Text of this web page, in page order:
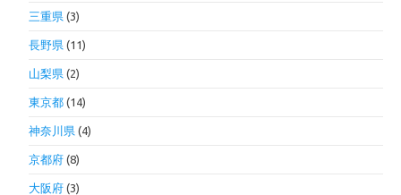
三重県 (3)
長野県 (11)
山梨県 (2)
東京都 (14)
神奈川県 (4)
京都府 (8)
大阪府 (3)